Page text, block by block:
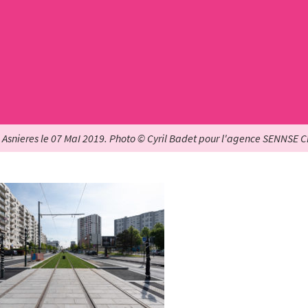
le 07 MaI 2019. Photo © Cyril Badet pour l'agence SENNSE